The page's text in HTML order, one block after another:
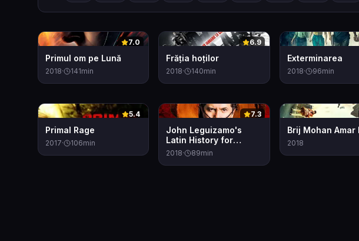
0 7.0
Primul om pe Lună
2018· 141min
6.9
Frăția hoților
2018· 140min
0
Exterminarea
2018· 96min
0 5.4
Primal Rage
2017· 106min
0 7.3
John Leguizamo's
Latin History for
Morons
2018· 89min
0
Brij Mohan Amar
2018